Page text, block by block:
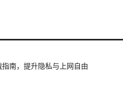
南，提升隐私与上网自由